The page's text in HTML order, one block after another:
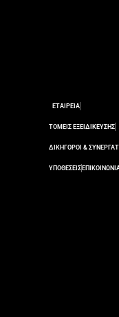
ΕΤΑΙΡΕΙΑ
ΤΟΜΕΙΣ ΕΞΕΙΔΙΚΕΥΣΗΣ
ΔΙΚΗΓΟΡΟΙ &
ΥΠΟΘΕΣΕΙΣ